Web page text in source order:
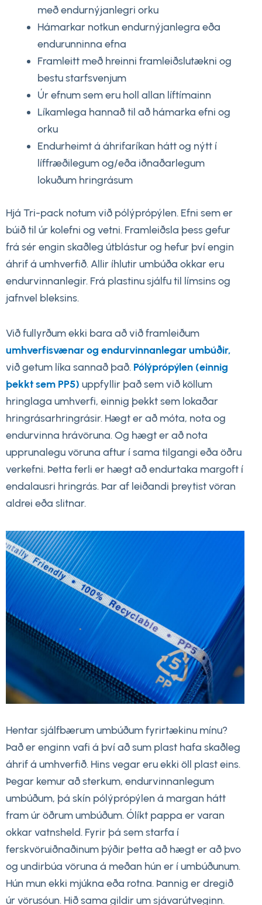
með endurnýjanlegri orku
Hámarkar notkun endurnýjanlegra eða
endurunninna efna
Framleitt með hreinni framleiðslutækni og
bestu starfsvenjum
Úr efnum sem eru holl allan líftímainn
Líkamlega hannað til að hámarka efni og
orku
Endurheimt á áhrifaríkan hátt og nýtt í
líffræðilegum og/eða iðnaðarlegum
lokuðum hringrásum
Hjá Tri-pack notum við pólýprópýlen. Efni sem er
búið til úr kolefni og vetni. Framleiðsla þess gefur
frá sér engin skaðleg útblástur og hefur því engin
áhrif á umhverfið. Allir íhlutir umbúða okkar eru
endurvinnanlegir. Frá plastinu sjálfu til límsins og
jafnvel bleksins.
Við fullyrðum ekki bara að við framleiðum
umhverfisvænar og endurvinnanlegar umbúðir,
við getum líka sannað það. Pólýprópýlen (einnig
þekkt sem PP5) uppfyllir það sem við köllum
hringlaga umhverfi, einnig þekkt sem lokaðar
hringrásarhringrásir. Hægt er að móta, nota og
endurvinna hrávöruna. Og hægt er að nota
upprunalegu vöruna aftur í sama tilgangi eða öðru
verkefni. Þetta ferli er hægt að endurtaka margoft í
endalausri hringrás. Þar af leiðandi þreytist vöran
aldrei eða slitnar.
Hentar sjálfbærum umbúðum fyrirtækinu mínu?
Það er enginn vafi á því að sum plast hafa skaðleg
áhrif á umhverfið. Hins vegar eru ekki öll plast eins.
Þegar kemur að sterkum, endurvinnanlegum
umbúðum, þá skín pólýprópýlen á margan hátt
fram úr öðrum umbúðum. Ólíkt pappa er varan
okkar vatnsheld. Fyrir þá sem starfa í
ferskvöruiðnaðinum þýðir þetta að hægt er að þvo
og undirbúa vöruna á meðan hún er í umbúðunum.
Hún mun ekki mjúkna eða rotna. Þannig er dregið
úr vörusóun. Hið sama gildir um sjávarútveginn.